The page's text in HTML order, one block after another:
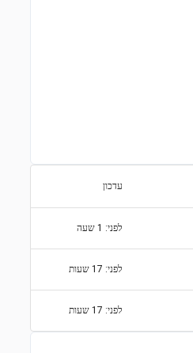
עדכון
לפני: 1 שעה
לפני: 17 שעות
לפני: 17 שעות